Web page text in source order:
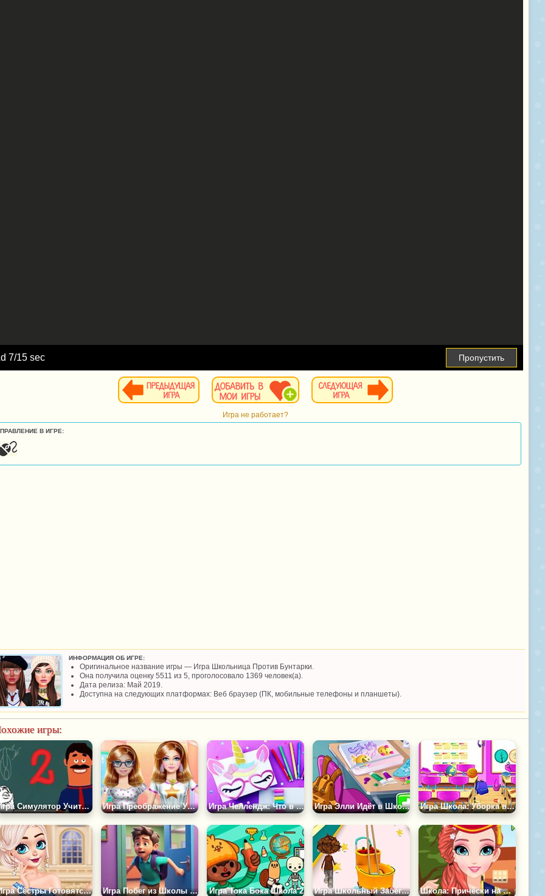
9/15 sec Пропустить
Игра не работает?
В ИГРЕ:
ИНФОРМАЦИЯ ОБ ИГРЕ:
Оригинальное название игры — Игра Школьница Против Бунтарки.
Она получила оценку 5511 из 5, проголосовало 1369 человек(а).
Дата релиза: Май 2019.
Доступна на следующих платформах: Веб браузер (ПК, мобильные телефоны и планшеты).
игры:
Игра Симулятор Учителя в Школе Игра Преображение Учительницы Игра Челлендж: Что в Твоём Пенале Игра Элли Идёт в Школу Игра Школа: Уборка в Грязном Классе
Игра Сёстры Готовятся к Выпускному Игра Побег из Школы с Аномалиями 3D Игра Тока Бока Школа 2 Игра Школьный Забег Анджело Школа: Причёски на Выпускной